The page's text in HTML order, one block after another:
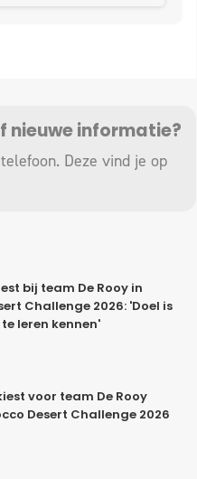
nieuwe informatie?
Deze vind je op
bij team De Rooy in
Challenge 2026: 'Doel is
leren kennen'
voor team De Rooy
Desert Challenge 2026